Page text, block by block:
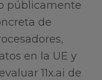
públicamente
de
en la UE y
11x.ai de